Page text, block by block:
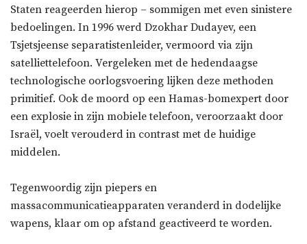
Staten reageerden hierop – sommigen met even sinistere
bedoelingen. In 1996 werd Dzokhar Dudayev, een
Tsjetsjeense separatistenleider, vermoord via zijn
satelliettelefoon. Vergeleken met de hedendaagse
technologische oorlogsvoering lijken deze methoden
primitief. Ook de moord op een Hamas-bomexpert door
een explosie in zijn mobiele telefoon, veroorzaakt door
Israël, voelt verouderd in contrast met de huidige
middelen.
Tegenwoordig zijn piepers en
massacommunicatieapparaten veranderd in dodelijke
wapens, klaar om op afstand geactiveerd te worden.